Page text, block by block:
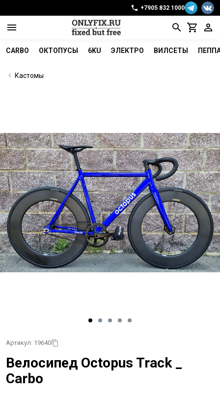
+7905 832 1000
CARBO ОКТОПУСЫ 6KU ЭЛЕКТРО ВИЛСЕТЫ
Кастомы
Артикул: 19640
Велосипед Octopus Track _
Carbo